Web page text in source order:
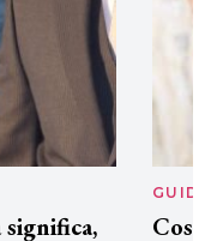
significa,
GUIDE